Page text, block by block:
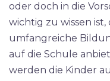
oder doch in die
wichtig zu wissen
umfangreiche
auf die Schule
werden die Kinder